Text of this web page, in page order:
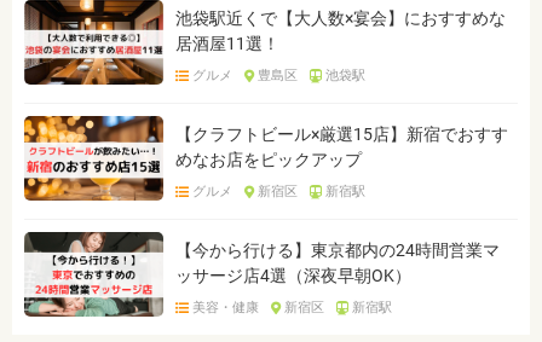
池袋駅近くで【大人数×宴会】におすすめな
居酒屋11選！
グルメ 豊島区 池袋駅
【クラフトビール×厳選15店】新宿でおすす
めなお店をピックアップ
グルメ 新宿区 新宿駅
【今から行ける】東京都内の24時間営業マ
ッサージ店4選（深夜早朝OK）
美容・健康 新宿区 新宿駅